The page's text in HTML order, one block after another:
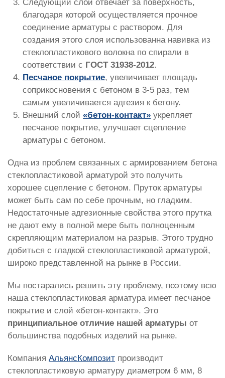
Следующий слой отвечает за поверхность,
благодаря которой осуществляется прочное
соединение арматуры с раствором. Для
создания этого слоя использованна навивка из
стеклопластикового волокна по спирали в
соответствии с ГОСТ 31938-2012.
Песчаное покрытие, увеличивает площадь
соприкосновения с бетоном в 3-5 раз, тем
самым увеличивается адгезия к бетону.
Внешний слой «бетон-контакт» укрепляет
песчаное покрытие, улучшает сцепление
арматуры с бетоном.
Одна из проблем связанных с армированием бетона
стеклопластиковой арматурой это получить
хорошее сцепление с бетоном. Пруток арматуры
может быть сам по себе прочным, но гладким.
Недостаточные адгезионные свойства этого прутка
не дают ему в полной мере быть полноценным
скрепляющим материалом на разрыв. Этого трудно
добиться с гладкой стеклопластиковой арматурой,
широко представленной на рынке в России.
Мы постарались решить эту проблему, поэтому всю
наша стеклопластиковая арматура имеет песчаное
покрытие и слой «бетон-контакт». Это
принципиальное отличие нашей арматуры от
большинства подобных изделий на рынке.
Компания АльянсКомпозит производит
стеклопластиковую арматуру диаметром 6 мм, 8